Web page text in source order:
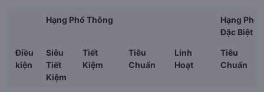
Hạng Phổ Thông
Hạng Phổ
Đặc Biệt
Điều
kiện
Siêu
Tiết
Kiệm
Tiết
Kiệm
Tiêu
Chuẩn
Linh
Hoạt
Tiêu
Chuẩn